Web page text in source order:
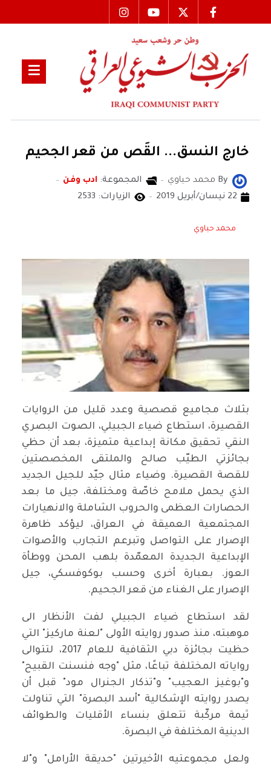
خارج النسق... القَص من قعر الجحيم
By محمد حياوي المجموعة: ادب وفن
22 نيسان/أبريل 2019
الزيارات: 2533
محمد حياوي
بثلاث مجاميع قصصية وعدد قليل من الروايات
القصيرة، استطاع ضياء الجبيلي، الصوت البصري
النقي تحقيق مكانة إبداعية متميزة، بعد أن حظي
بجائزتي الطيّب صالح والملتقى المخصصتين
للقصة القصيرة. وضياء مثال جيّد للجيل الجديد
الذي يحمل ملامح خاصّة ومختلفة، جيل ما بعد
الحصارات العظمى والحروب الشاملة والانهيارات
المجتمعية العميقة في العراق، ليؤكد ظاهرة
الإصرار على التواصل وتبرعم التجارب والأصوات
الإبداعية الجديدة المعمّدة بلهب المحن ووطأة
العوز. بعبارة أخرى وحسب بوكوفسكي، جيل
الإصرار على الغناء من قعر الجحيم.
لقد استطاع ضياء الجبيلي لفت الأنظار الى
موهبته، منذ صدور روايته الأولى "لعنة ماركيز" التي
حظيت بجائزة دبي الثقافية للعام 2017، لتتوالى
رواياته المختلفة تباعًا، مثل "وجه فنسنت القبيح"
و"بوغيز العجيب" و"تذكار الجنرال مود" قبل أن
يصدر روايته الإشكالية "أسد البصرة" التي تناولت
ثيمة مركّبة تتعلق بنساء الأقليات والطوائف
الدينية المختلفة في البصرة.
ولعل مجموعتيه الأخيرتين "حديقة الأرامل" و"لا